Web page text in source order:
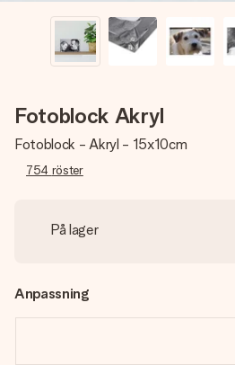
Fotoblock Akryl
Fotoblock - Akryl - 15x10cm
754 röster
På lager
Anpassning